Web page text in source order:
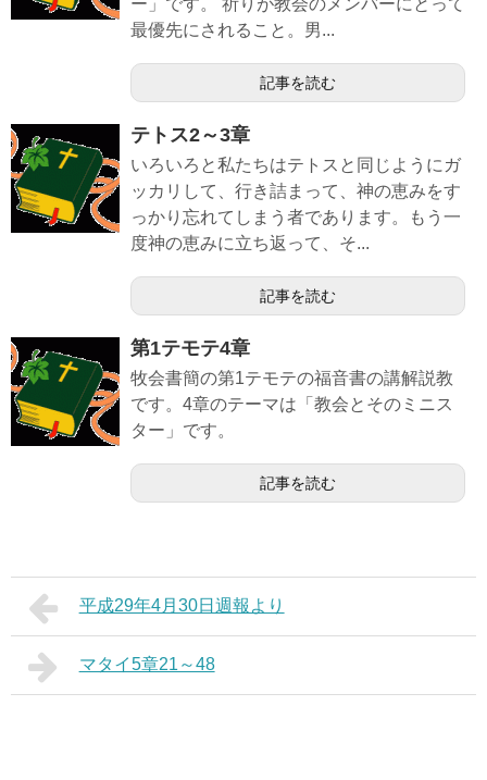
最優先にされること。男...
記事を読む
テトス2～3章
いろいろと私たちはテトスと同じようにガ
ッカリして、行き詰まって、神の恵みをす
っかり忘れてしまう者であります。もう一
度神の恵みに立ち返って、そ...
記事を読む
第1テモテ4章
牧会書簡の第1テモテの福音書の講解説教
です。4章のテーマは「教会とそのミニス
ター」です。
記事を読む
平成29年4月30日週報より
マタイ5章21～48